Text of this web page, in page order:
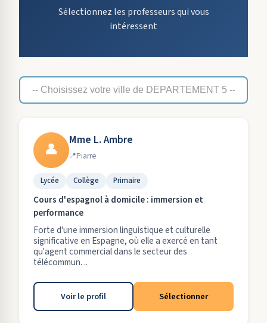
Sélectionnez les professeurs qui vous
intéressent
👤 Mme L. Ambre
Piarre
Lycée Collège Primaire
Cours d'espagnol à domicile : immersion et
performance
Forte d'une immersion linguistique et culturelle
significative en Espagne, où elle a exercé en tant
qu'agent commercial dans le secteur des
télécommun. ..
Voir le profil Sélectionner